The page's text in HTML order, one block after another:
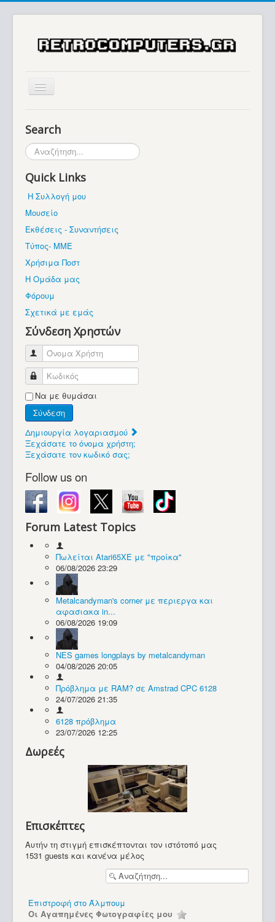
Μουσείο
Βρίσκεστε εδώ:
Συλλογές / Projects
Υπολογιστές
Search
Αναζήτηση...
Quick Links
Η Συλλογή μου
Μουσείο
Εκθέσεις - Συναντήσεις
Τύπος- ΜΜΕ
Χρήσιμα Ποστ
Η Ομάδα μας
Φόρουμ
Σχετικά με εμάς
Σύνδεση Χρηστών
Όνομα Χρήστη
Κωδικός
Να με θυμάσαι
Σύνδεση
Δημιουργία λογαριασμού
Ξεχάσατε το όνομα χρήστη;
Ξεχάσατε τον κωδικό σας;
Follow us on
Forum Latest Topics
Πωλείται Atari65XE με "προίκα"
06/08/2026 23:29
Metalcandyman's corner με περιεργα και
αφασιακα in...
06/08/2026 19:09
NES games longplays by metalcandyman
04/08/2026 20:05
Πρόβλημα με RAM? σε Amstrad CPC 6128
24/07/2026 21:35
6128 πρόβλημα
23/07/2026 12:25
Δωρεές
Επισκέπτες
Αυτήν τη στιγμή επισκέπτονται τον ιστότοπό μας
1531 guests και κανένα μέλος
Επιστροφή στο Άλμπουμ
Οι Αγαπημένες Φωτογραφίες μου